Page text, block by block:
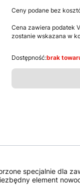
Ceny podane bez
Cena zawiera podatek
zostanie wskazana w
Dostępność:brak
specjalnie dla
element